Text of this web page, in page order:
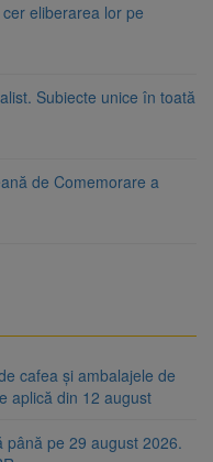
eliberarea lor pe
Subiecte unice în toată
de Comemorare a
cafea și ambalajele de
aplică din 12 august
pe 29 august 2026.